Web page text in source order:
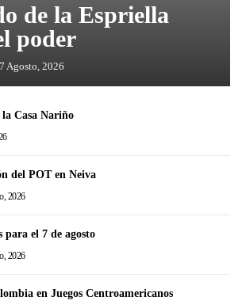
de la Espriella
poder
7 Agosto, 2026
Casa Nariño
del POT en Neiva
2026
para el 7 de agosto
2026
en Juegos Centroamericanos